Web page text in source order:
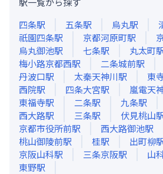
四条駅 五条駅 烏丸駅
祇園四条駅 京都河原町駅
烏丸御池駅 七条駅 丸太町
梅小路京都西駅 二条城前駅
丹波口駅 太秦天神川駅 東
西院駅 四条大宮駅 嵐電天
東福寺駅 二条駅 九条駅
西大路駅 三条駅 伏見桃山
京都市役所前駅 西大路御池駅
桃山御陵前駅 桂駅 出町柳
京阪山科駅 三条京阪駅 山
東野駅